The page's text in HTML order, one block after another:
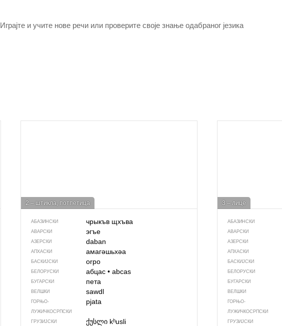
Играјте и учите нове речи или проверите своје знање одабраног језика
2 – штикла, потпетица
АБАЗИНСКИ чрыкъв щхъва
АВАРСКИ эгъе
АЗЕРСКИ daban
АПХАСКИ амагәшьхәа
БАСКИЈСКИ orpo
БЕЛОРУСКИ абцас • abcas
БУГАРСКИ пета
ВЕЛШКИ sawdl
ГОРЊО­
ЛУЖИЧКОСРПСКИ
pjata
ГРУЗИЈСКИ ქუსლი kʰusli
3 – лице
АБАЗИНСКИ
АВАРСКИ
АЗЕРСКИ
АПХАСКИ
БАСКИЈСКИ
БЕЛОРУСКИ
БУГАРСКИ
ВЕЛШКИ
ГОРЊО­
ЛУЖИЧКОСРПСКИ
ГРУЗИЈСКИ